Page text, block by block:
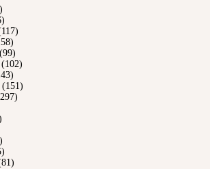
(99)
(102)
(151)